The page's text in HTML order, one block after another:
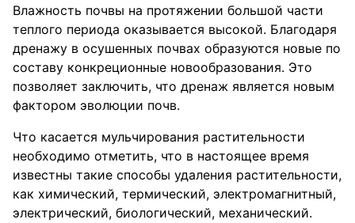
Влажность почвы на протяжении большой части
теплого периода оказывается высокой. Благодаря
дренажу в осушенных почвах образуются новые по
составу конкреционные новообразования. Это
позволяет заключить, что дренаж является новым
фактором эволюции почв.
Что касается мульчирования растительности
необходимо отметить, что в настоящее время
известны такие способы удаления растительности,
как химический, термический, электромагнитный,
электрический, биологический, механический.